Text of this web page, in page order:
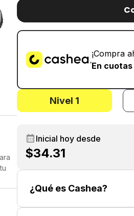
¡Compra
En
Nivel 1
Inicial hoy desde
$34.31
¿Qué es Cashea?